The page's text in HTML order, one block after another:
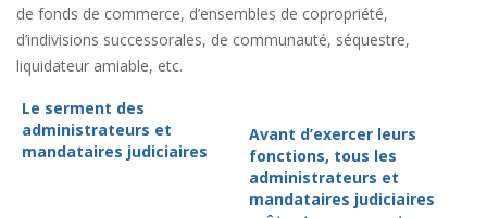
de fonds de commerce, d’ensembles de copropriété,
d’indivisions successorales, de communauté, séquestre,
liquidateur amiable, etc.
Le serment des
administrateurs et
mandataires judiciaires
Avant d’exercer leurs
fonctions, tous les
administrateurs et
mandataires judiciaires